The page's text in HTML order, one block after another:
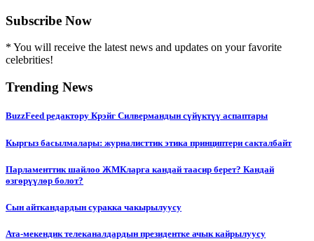
Subscribe Now
* You will receive the latest news and updates on your favorite
celebrities!
Trending News
BuzzFeed редактору Крэйг Силвермандын сүйүктүү аспаптары
Кыргыз басылмалары: журналисттик этика принциптери сакталбайт
Парламенттик шайлоо ЖМКларга кандай таасир берет? Кандай
өзгөрүүлөр болот?
Сын айткандардын суракка чакырылуусу
Ата-мекендик телеканалдардын президентке ачык кайрылуусу